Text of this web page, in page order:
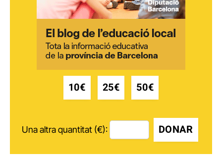
10€ 25€ 50€
Una altra quantitat (€): DONAR